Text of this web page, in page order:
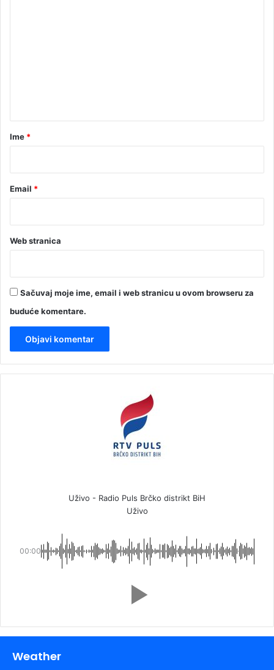
rIme *
Email *
Web stranica
Sačuvaj moje ime, email i web stranicu u ovom browseru za
buduće komentare.
Uživo - Radio Puls Brčko distrikt BiH
Uživo
00:00
Weather